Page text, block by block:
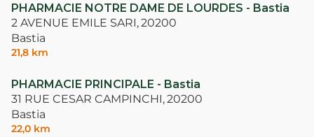
PHARMACIE NOTRE DAME DE LOURDES - Bastia
2 AVENUE EMILE SARI,20200
Bastia
21,8 km
PHARMACIE PRINCIPALE - Bastia
31 RUE CESAR CAMPINCHI,20200
Bastia
22,0 km